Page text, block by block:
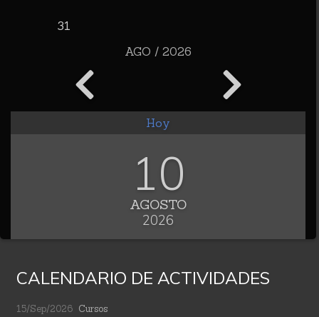
31
AGO / 2026
Hoy
10
AGOSTO
2026
CALENDARIO DE ACTIVIDADES
15/Sep/2026 Cursos